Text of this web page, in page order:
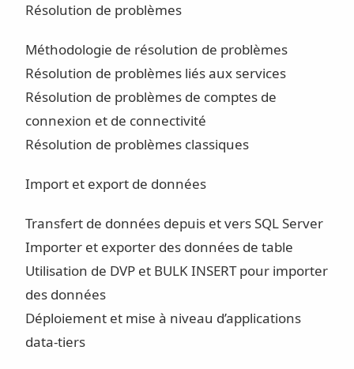
Résolution de problèmes
Méthodologie de résolution de problèmes
Résolution de problèmes liés aux services
Résolution de problèmes de comptes de
connexion et de connectivité
Résolution de problèmes classiques
Import et export de données
Transfert de données depuis et vers SQL Server
Importer et exporter des données de table
Utilisation de DVP et BULK INSERT pour importer
des données
Déploiement et mise à niveau d’applications
data-tiers